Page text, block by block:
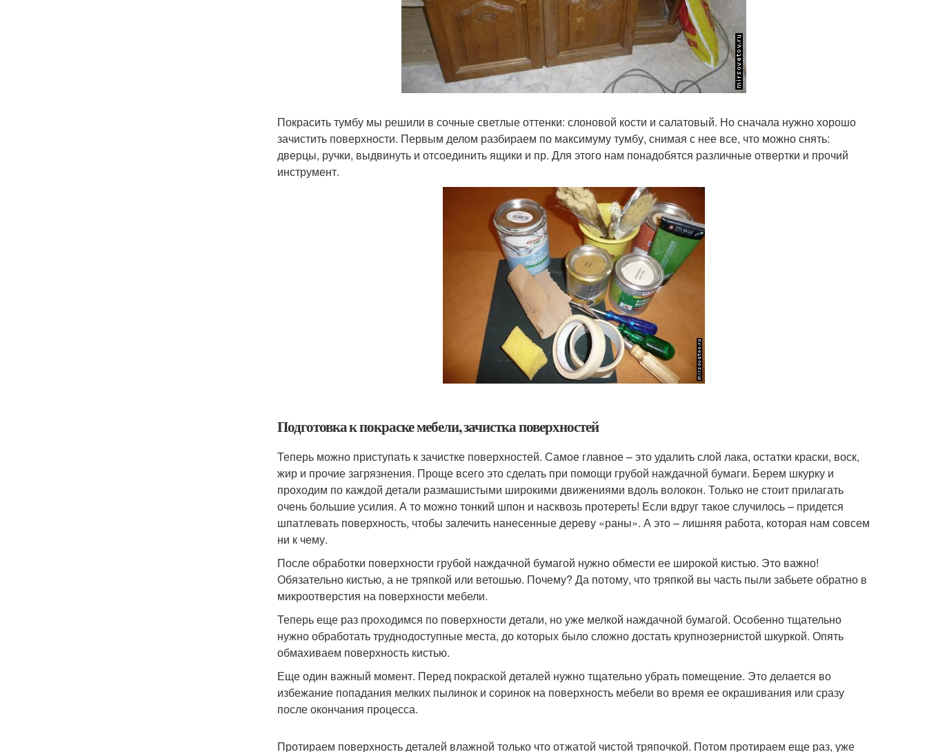
Покрасить тумбу мы решили в сочные светлые оттенки: слоновой кости и салатовый. Но сначала нужно хорошо
зачистить поверхности. Первым делом разбираем по максимуму тумбу, снимая с нее все, что можно снять:
дверцы, ручки, выдвинуть и отсоединить ящики и пр. Для этого нам понадобятся различные отвертки и прочий
инструмент.
Подготовка к покраске мебели, зачистка поверхностей
Теперь можно приступать к зачистке поверхностей. Самое главное – это удалить слой лака, остатки краски, воск,
жир и прочие загрязнения. Проще всего это сделать при помощи грубой наждачной бумаги. Берем шкурку и
проходим по каждой детали размашистыми широкими движениями вдоль волокон. Только не стоит прилагать
очень большие усилия. А то можно тонкий шпон и насквозь протереть! Если вдруг такое случилось – придется
шпатлевать поверхность, чтобы залечить нанесенные дереву «раны». А это – лишняя работа, которая нам совсем
ни к чему.
После обработки поверхности грубой наждачной бумагой нужно обмести ее широкой кистью. Это важно!
Обязательно кистью, а не тряпкой или ветошью. Почему? Да потому, что тряпкой вы часть пыли забьете обратно в
микроотверстия на поверхности мебели.
Теперь еще раз проходимся по поверхности детали, но уже мелкой наждачной бумагой. Особенно тщательно
нужно обработать труднодоступные места, до которых было сложно достать крупнозернистой шкуркой. Опять
обмахиваем поверхность кистью.
Еще один важный момент. Перед покраской деталей нужно тщательно убрать помещение. Это делается во
избежание попадания мелких пылинок и соринок на поверхность мебели во время ее окрашивания или сразу
после окончания процесса.
Протираем поверхность деталей влажной только что отжатой чистой тряпочкой. Потом протираем еще раз, уже